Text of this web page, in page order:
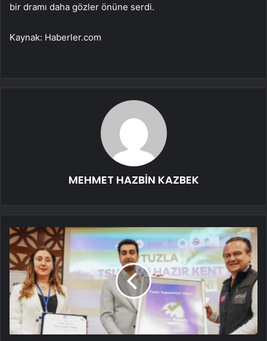
bir dramı daha gözler önüne serdi.
Kaynak: Haberler.com
MEHMET HAZBİN KAZBEK